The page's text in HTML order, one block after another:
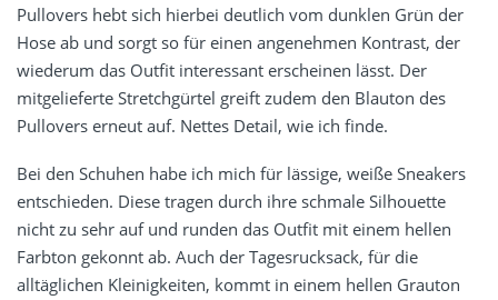
Pullovers hebt sich hierbei deutlich vom dunklen Grün der
Hose ab und sorgt so für einen angenehmen Kontrast, der
wiederum das Outfit interessant erscheinen lässt. Der
mitgelieferte Stretchgürtel greift zudem den Blauton des
Pullovers erneut auf. Nettes Detail, wie ich finde.
Bei den Schuhen habe ich mich für lässige, weiße Sneakers
entschieden. Diese tragen durch ihre schmale Silhouette
nicht zu sehr auf und runden das Outfit mit einem hellen
Farbton gekonnt ab. Auch der Tagesrucksack, für die
alltäglichen Kleinigkeiten, kommt in einem hellen Grauton